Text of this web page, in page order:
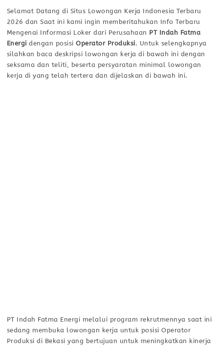
Selamat Datang di Situs Lowongan Kerja Indonesia Terbaru
2026 dan Saat ini kami ingin memberitahukan Info Terbaru
Mengenai Informasi Loker dari Perusahaan PT Indah Fatma
Energi dengan posisiOperator Produksi. Untuk selengkapnya
silahkan baca deskripsi lowongan kerja di bawah ini dengan
seksama dan teliti, beserta persyaratan minimal lowongan
kerja di yang telah tertera dan dijelaskan di bawah ini.
PT Indah Fatma Energi melalui program rekrutmennya saat ini
sedang membuka lowongan kerja untuk posisi Operator
Produksi di Bekasi yang bertujuan untuk meningkatkan kinerja